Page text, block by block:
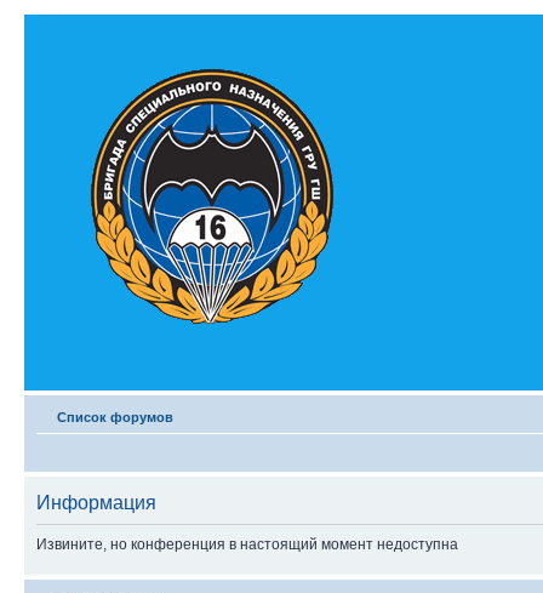
Список форумов
Информация
Извините, но конференция в настоящий момент недоступна